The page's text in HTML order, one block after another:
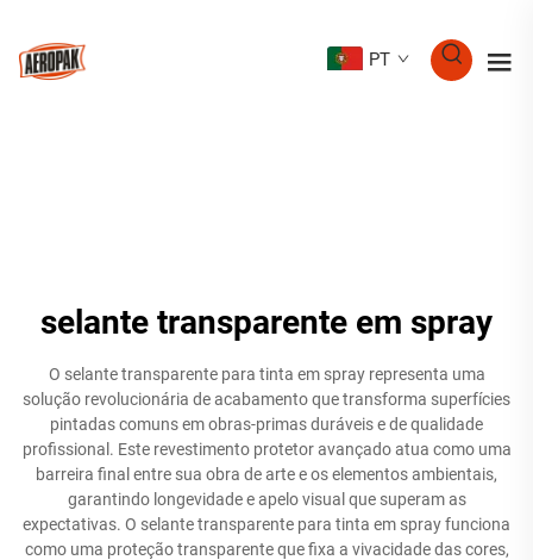
PT
selante transparente em spray
O selante transparente para tinta em spray representa uma
solução revolucionária de acabamento que transforma superfícies
pintadas comuns em obras-primas duráveis e de qualidade
profissional. Este revestimento protetor avançado atua como uma
barreira final entre sua obra de arte e os elementos ambientais,
garantindo longevidade e apelo visual que superam as
expectativas. O selante transparente para tinta em spray funciona
como uma proteção transparente que fixa a vivacidade das cores,